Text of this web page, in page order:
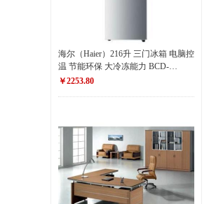
海尔（Haier）216升 三门冰箱 电脑控
温 节能环保 大冷冻能力 BCD-
216SDN
￥2253.80